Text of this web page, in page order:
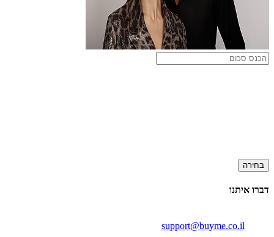
בחירה
דברו איתנו
support@buyme.co.il